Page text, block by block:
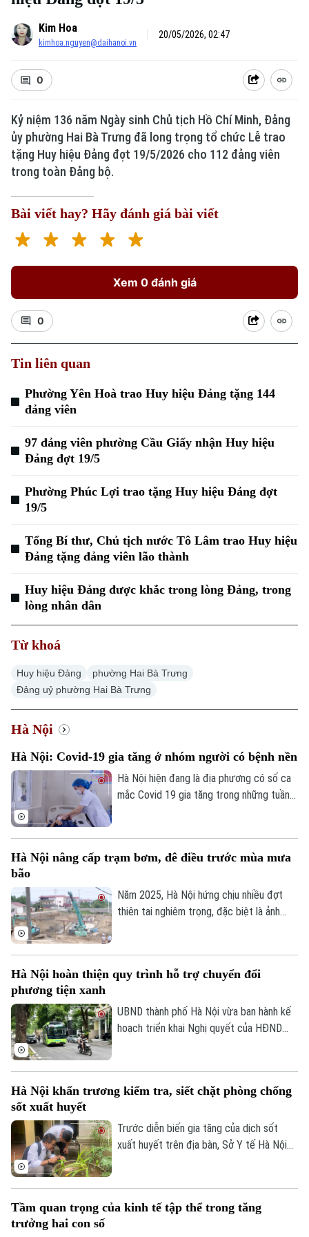
Chuyên mục
Thời sự
Chính trị
Hà Nội
Kim Hoa
kimhoa.nguyen@daihanoi.vn
20/05/2026, 02:47
0
Kỷ niệm 136 năm Ngày sinh Chủ tịch Hồ Chí Minh, Đảng
ủy phường Hai Bà Trưng đã long trọng tổ chức Lễ trao
tặng Huy hiệu Đảng đợt 19/5/2026 cho 112 đảng viên
trong toàn Đảng bộ.
Bài viết hay? Hãy đánh giá bài viết
Xem 0 đánh giá
0
Tin liên quan
Phường Yên Hoà trao Huy hiệu Đảng tặng 144
đảng viên
97 đảng viên phường Cầu Giấy nhận Huy hiệu
Đảng đợt 19/5
Phường Phúc Lợi trao tặng Huy hiệu Đảng đợt
19/5
Tổng Bí thư, Chủ tịch nước Tô Lâm trao Huy hiệu
Đảng tặng đảng viên lão thành
Huy hiệu Đảng được khắc trong lòng Đảng, trong
lòng nhân dân
Từ khoá
Huy hiệu Đảng
phường Hai Bà Trưng
Đảng uỷ phường Hai Bà Trưng
Hà Nội
Hà Nội: Covid-19 gia tăng ở nhóm người có bệnh nền
Hà Nội hiện đang là địa phương có số ca
mắc Covid 19 gia tăng trong những tuần
nhóm người cao tuổi, người có nhiều bệnh
Hà Nội nâng cấp trạm bơm, đê điều trước mùa mưa
bão
Năm 2025, Hà Nội hứng chịu nhiều đợt
thiên tai nghiêm trọng, đặc biệt là ảnh
biệt bằng việc đầu tư nâng cấp hệ thống
phòng chống thiên tai trong mùa mưa lũ
2026.
Hà Nội hoàn thiện quy trình hỗ trợ chuyển đổi
phương tiện xanh
UBND thành phố Hà Nội vừa ban hành kế
hoạch triển khai Nghị quyết của HĐND
thời khuyến khích người dân sử dụng giao
Hà Nội khẩn trương kiểm tra, siết chặt phòng chống
sốt xuất huyết
Trước diễn biến gia tăng của dịch sốt
xuất huyết trên địa bàn, Sở Y tế Hà Nội
sẽ thành lập các đoàn kiểm tra, giám sát
Tầm quan trọng của kinh tế tập thể trong tăng
trưởng hai con số